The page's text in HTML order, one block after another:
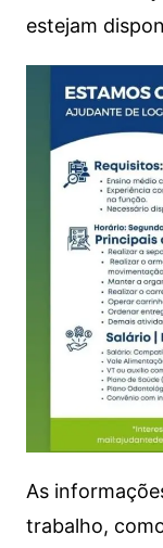
estejam
As
trabalho,